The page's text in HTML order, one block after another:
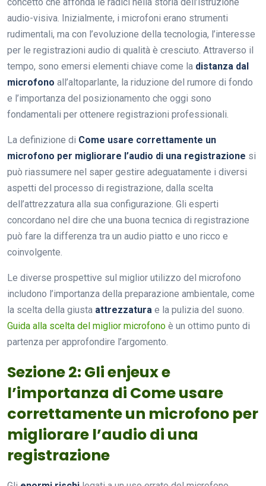
audio-visiva. Inizialmente, i microfoni erano strumenti
rudimentali, ma con l’evoluzione della tecnologia, l’interesse
per le registrazioni audio di qualità è cresciuto. Attraverso il
tempo, sono emersi elementi chiave come la distanza dal
microfono all’altoparlante, la riduzione del rumore di fondo
e l’importanza del posizionamento che oggi sono
fondamentali per ottenere registrazioni professionali.
La definizione di Come usare correttamente un
microfono per migliorare l’audio di una registrazione si
può riassumere nel saper gestire adeguatamente i diversi
aspetti del processo di registrazione, dalla scelta
dell’attrezzatura alla sua configurazione. Gli esperti
concordano nel dire che una buona tecnica di registrazione
può fare la differenza tra un audio piatto e uno ricco e
coinvolgente.
Le diverse prospettive sul miglior utilizzo del microfono
includono l’importanza della preparazione ambientale, come
la scelta della giusta attrezzatura e la pulizia del suono.
Guida alla scelta del miglior microfono è un ottimo punto di
partenza per approfondire l’argomento.
Sezione 2: Gli enjeux e
l’importanza di Come usare
correttamente un microfono per
migliorare l’audio di una
registrazione